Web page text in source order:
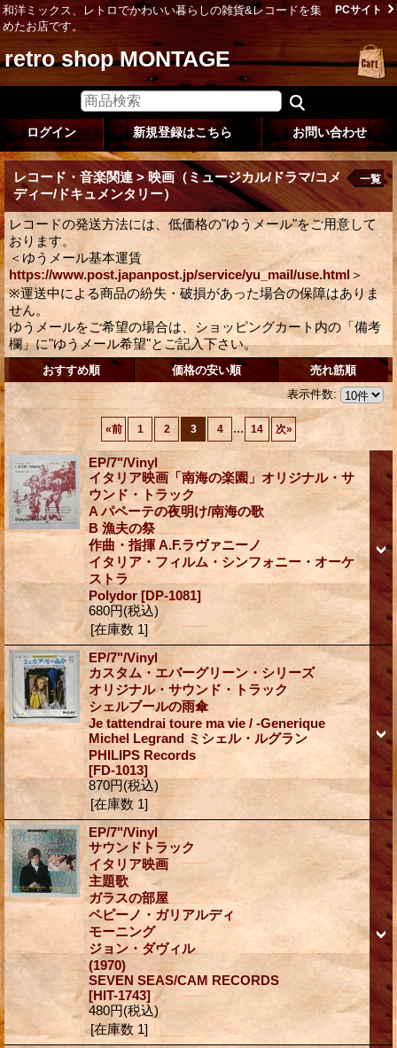
和洋ミックス、レトロでかわいい暮らしの雑貨&レコードを集
めたお店です。
PCサイト
retro shop MONTAGE
ログイン 新規登録はこちら お問い合わせ
レコード・音楽関連 > 映画（ミュージカル/ドラマ/コメ
ディー/ドキュメンタリー）
レコードの発送方法には、低価格の"ゆうメール"をご用意して
おります。
＜ゆうメール基本運賃
https://www.post.japanpost.jp/service/yu_mail/use.html＞
※運送中による商品の紛失・破損があった場合の保障はありま
せん。
ゆうメールをご希望の場合は、ショッピングカート内の「備考
欄」に"ゆうメール希望"とご記入下さい。
一覧
おすすめ順 価格の安い順
売れ筋順
表示件数:
«前 1 2 3 4 ... 14 次»
EP/7"/Vinyl
イタリア映画「南海の楽園」オリジナル・サ
ウンド・トラック
A パペーテの夜明け/南海の歌
B 漁夫の祭
作曲・指揮 A.F.ラヴァニーノ
イタリア・フィルム・シンフォニー・オーケ
ストラ
Polydor [DP-1081]
680円(税込)
[在庫数 1]
EP/7"/Vinyl
カスタム・エバーグリーン・シリーズ
オリジナル・サウンド・トラック
シェルブールの雨傘
Je tattendrai toure ma vie / -Generique
Michel Legrand ミシェル・ルグラン
PHILIPS Records
[FD-1013]
870円(税込)
[在庫数 1]
EP/7"/Vinyl
サウンドトラック
イタリア映画
主題歌
ガラスの部屋
ペピーノ・ガリアルディ
モーニング
ジョン・ダヴィル
(1970)
SEVEN SEAS/CAM RECORDS
[HIT-1743]
480円(税込)
[在庫数 1]